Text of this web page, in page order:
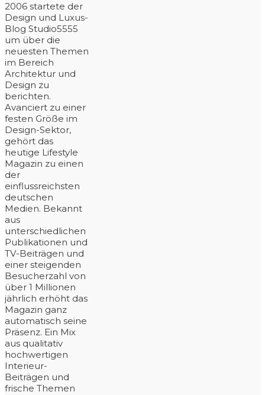
2006 startete der
Design und Luxus-
Blog Studio5555
um über die
neuesten Themen
im Bereich
Architektur und
Design zu
berichten.
Avanciert zu einer
festen Größe im
Design-Sektor,
gehört das
heutige Lifestyle
Magazin zu einen
der
einflussreichsten
deutschen
Medien. Bekannt
aus
unterschiedlichen
Publikationen und
TV-Beiträgen und
einer steigenden
Besucherzahl von
über 1 Millionen
jährlich erhöht das
Magazin ganz
automatisch seine
Präsenz. Ein Mix
aus qualitativ
hochwertigen
Interieur-
Beiträgen und
frische Themen